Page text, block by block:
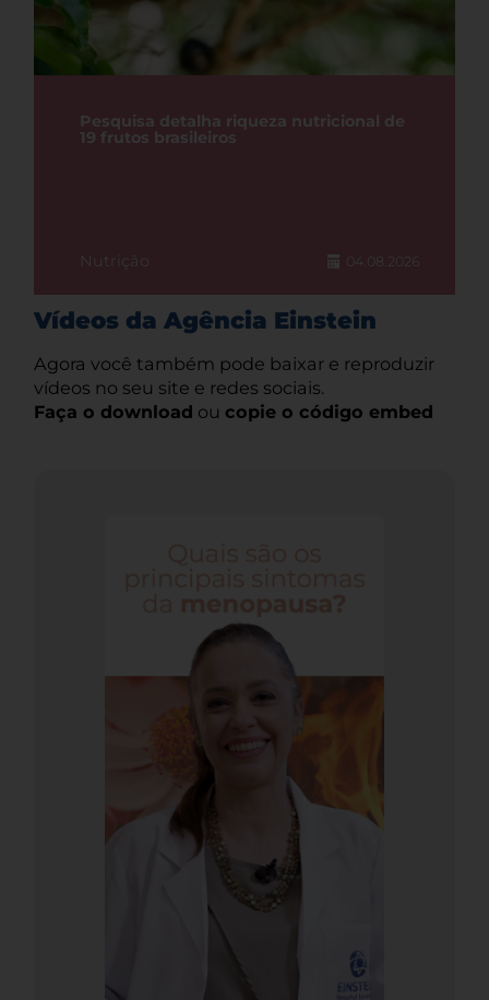
Pesquisa detalha riqueza nutricional de
19 frutos brasileiros
Nutrição 04.08.2026
Vídeos da Agência Einstein
Agora você também pode baixar e reproduzir
vídeos no seu site e redes sociais.
Faça o download ou copie o código embed